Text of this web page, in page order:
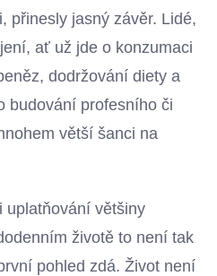
přinesly jasný závěr. Lidé,
ať už jde o konzumaci
dodržování diety a
budování profesního či
větší šanci na
uplatňování většiny
životě to není tak
pohled zdá. Život není